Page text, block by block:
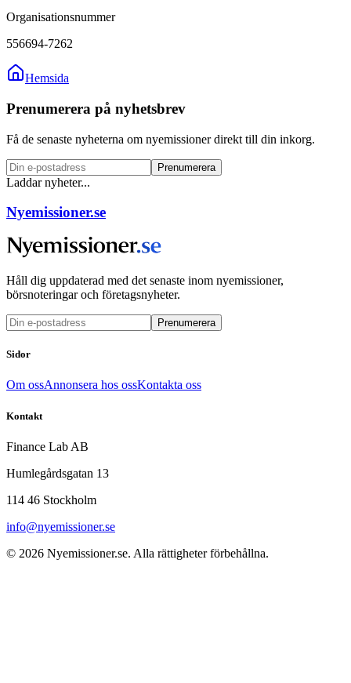
Organisationsnummer
556694-7262
Hemsida
Prenumerera på nyhetsbrev
Få de senaste nyheterna om nyemissioner direkt till din inkorg.
Prenumerera
Laddar nyheter...
Nyemissioner.se
Håll dig uppdaterad med det senaste inom nyemissioner,
börsnoteringar och företagsnyheter.
Prenumerera
Sidor
Om ossAnnonsera hos ossKontakta oss
Kontakt
Finance Lab AB
Humlegårdsgatan 13
114 46 Stockholm
info@nyemissioner.se
© 2026 Nyemissioner.se. Alla rättigheter förbehållna.